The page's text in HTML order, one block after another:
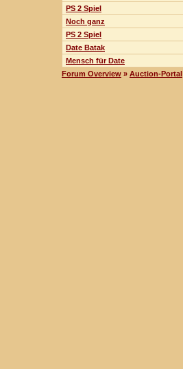
PS 2 Spiel
Noch ganz
PS 2 Spiel
Date Batak
Mensch für Date
Forum Overview » Auction-Portal